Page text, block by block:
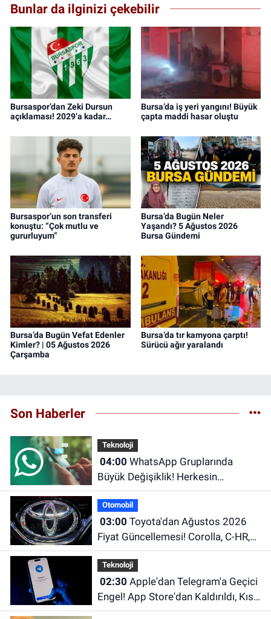
Bunlar da ilginizi çekebilir
Bursaspor’dan Zeki Dursun
açıklaması! 2029’a kadar…
Bursa’da iş yeri yangını! Büyük
çapta maddi hasar oluştu
Bursaspor’un son transferi
konuştu: “Çok mutlu ve
gururluyum”
Bursa’da Bugün Neler
Yaşandı? 5 Ağustos 2026
Bursa Gündemi
Bursa’da Bugün Vefat Edenler
Kimler? | 05 Ağustos 2026
Çarşamba
Bursa’da tır kamyona çarptı!
Sürücü ağır yaralandı
Son Haberler
Teknoloji
04:00
Büyük Değişiklik! Herkesin
Beklediği Özellik Sonunda Geldi
Otomobil
03:00
Fiyat Güncellemesi! Corolla, C-HR,
RAV4 ve Hilux'un Yeni Fiyatları Belli
Oldu
Teknoloji
02:30
Engel! App Store'dan Kaldırıldı, Kısa
Süre Sonra Geri Döndü